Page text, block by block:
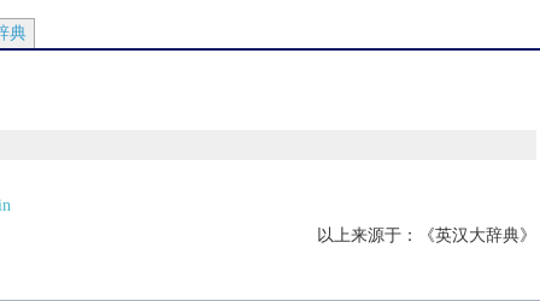
典
以上来源于：《英汉大辞典》